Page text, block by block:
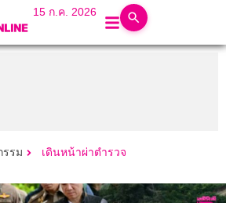
15 ก.ค. 2026
รม
เดินหน้าผ่าตำรวจ